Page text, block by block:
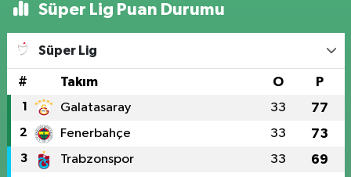
Süper Lig Puan Durumu
Süper Lig
# Takım O P
1 Galatasaray 33 77
2 Fenerbahçe 33 73
3 Trabzonspor 33 69